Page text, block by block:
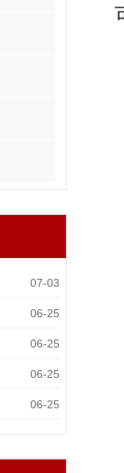
07-03
06-25
06-25
06-25
06-25